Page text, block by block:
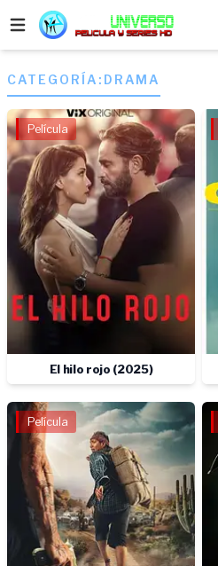
CATEGORÍA: DRAMA
Película
El hilo rojo (2025)
Película